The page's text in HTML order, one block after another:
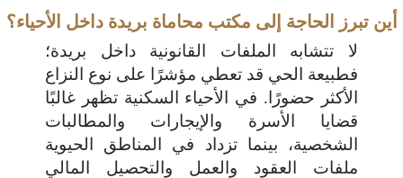
أين تبرز الحاجة إلى مكتب محاماة بريدة داخل الأحياء؟
لا تتشابه الملفات القانونية داخل بريدة؛
فطبيعة الحي قد تعطي مؤشرًا على نوع النزاع
الأكثر حضورًا. في الأحياء السكنية تظهر غالبًا
قضايا الأسرة والإيجارات والمطالبات
الشخصية، بينما تزداد في المناطق الحيوية
ملفات العقود والعمل والتحصيل المالي